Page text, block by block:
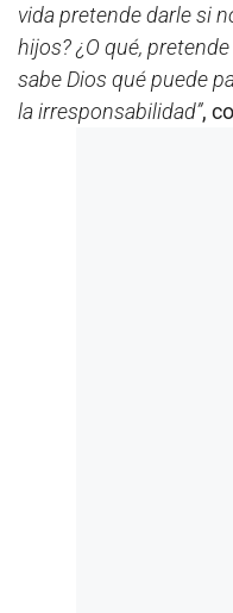
vida pretende darle si
hijos? ¿O qué,
sabe Dios qué puede
la irresponsabilidad”,